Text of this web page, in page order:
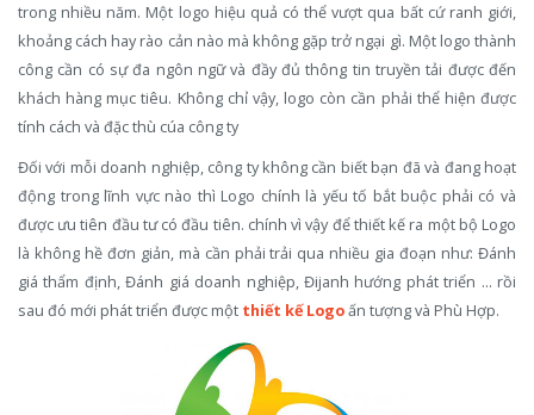
trong nhiều năm. Một logo hiệu quả có thể vượt qua bất cứ ranh giới,
khoảng cách hay rào cản nào mà không gặp trở ngại gì. Một logo thành
công cần có sự đa ngôn ngữ và đầy đủ thông tin truyền tải được đến
khách hàng mục tiêu. Không chỉ vậy, logo còn cần phải thể hiện được
tính cách và đặc thù cúa công ty
Đối với mỗi doanh nghiệp, công ty không cần biết bạn đã và đang hoạt
động trong lĩnh vực nào thì Logo chính là yếu tố bắt buộc phải có và
được ưu tiên đầu tư có đầu tiên. chính vì vậy để thiết kế ra một bộ Logo
là không hề đơn giản, mà cần phải trải qua nhiều gia đoạn như: Đánh
giá thẩm định, Đánh giá doanh nghiệp, Đijanh hướng phát triển ... rồi
sau đó mới phát triển được một thiết kế Logoấn tượng và Phù Hợp.